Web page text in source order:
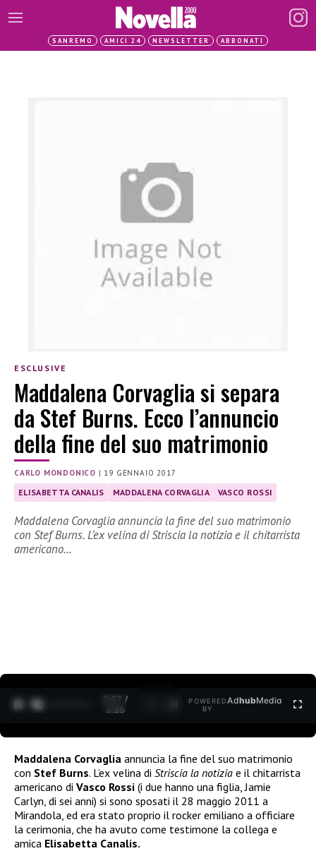
SANREMO AMICI 24 NEWSLETTER ABBONATI
ESCLUSIVE
Maddalena Corvaglia si separa
da Stef Burns. Ecco l’annuncio
della fine del suo matrimonio
CARLO MONDONICO | 19 GENNAIO 2017
ELISABETTA CANALIS MADDALENA CORVAGLIA VASCO ROSSI
Maddalena Corvaglia annuncia la fine del suo matrimonio
con Stef Burns. L’ex velina di Striscia la notizia e il chitarrista
americano…
0:28 /
3:35
POWERED
BY
AdhubMedia
Maddalena Corvaglia annuncia la fine del suo matrimonio
con Stef Burns. L’ex velina di Striscia la notizia e il chitarrista
americano di Vasco Rossi (i due hanno una figlia, Jamie
Carlyn, di sei anni) si sono sposati il 28 maggio 2011 a
Mirandola, ed era stato proprio il rocker emiliano a officiare
la cerimonia, che ha avuto come testimone la collega e
amica Elisabetta Canalis.